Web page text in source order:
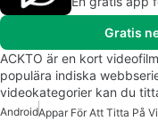
Gratis
ACKTO är en kort
populära indiska
videokategorier kan du
Android